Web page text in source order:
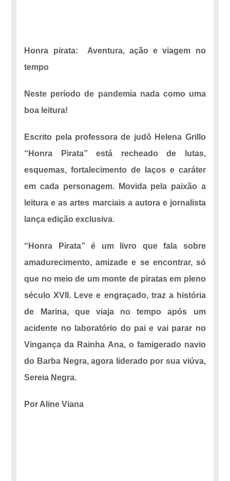
Honra pirata: Aventura, ação e viagem no
tempo
Neste período de pandemia nada como uma
boa leitura!
Escrito pela professora de judô Helena Grillo
“Honra Pirata” está recheado de lutas,
esquemas, fortalecimento de laços e caráter
em cada personagem. Movida pela paixão a
leitura e as artes marciais a autora e jornalista
lança edição exclusiva.
“Honra Pirata” é um livro que fala sobre
amadurecimento, amizade e se encontrar, só
que no meio de um monte de piratas em pleno
século XVII. Leve e engraçado, traz a história
de Marina, que viaja no tempo após um
acidente no laboratório do pai e vai parar no
Vingança da Rainha Ana, o famigerado navio
do Barba Negra, agora liderado por sua viúva,
Sereia Negra.
Por Aline Viana